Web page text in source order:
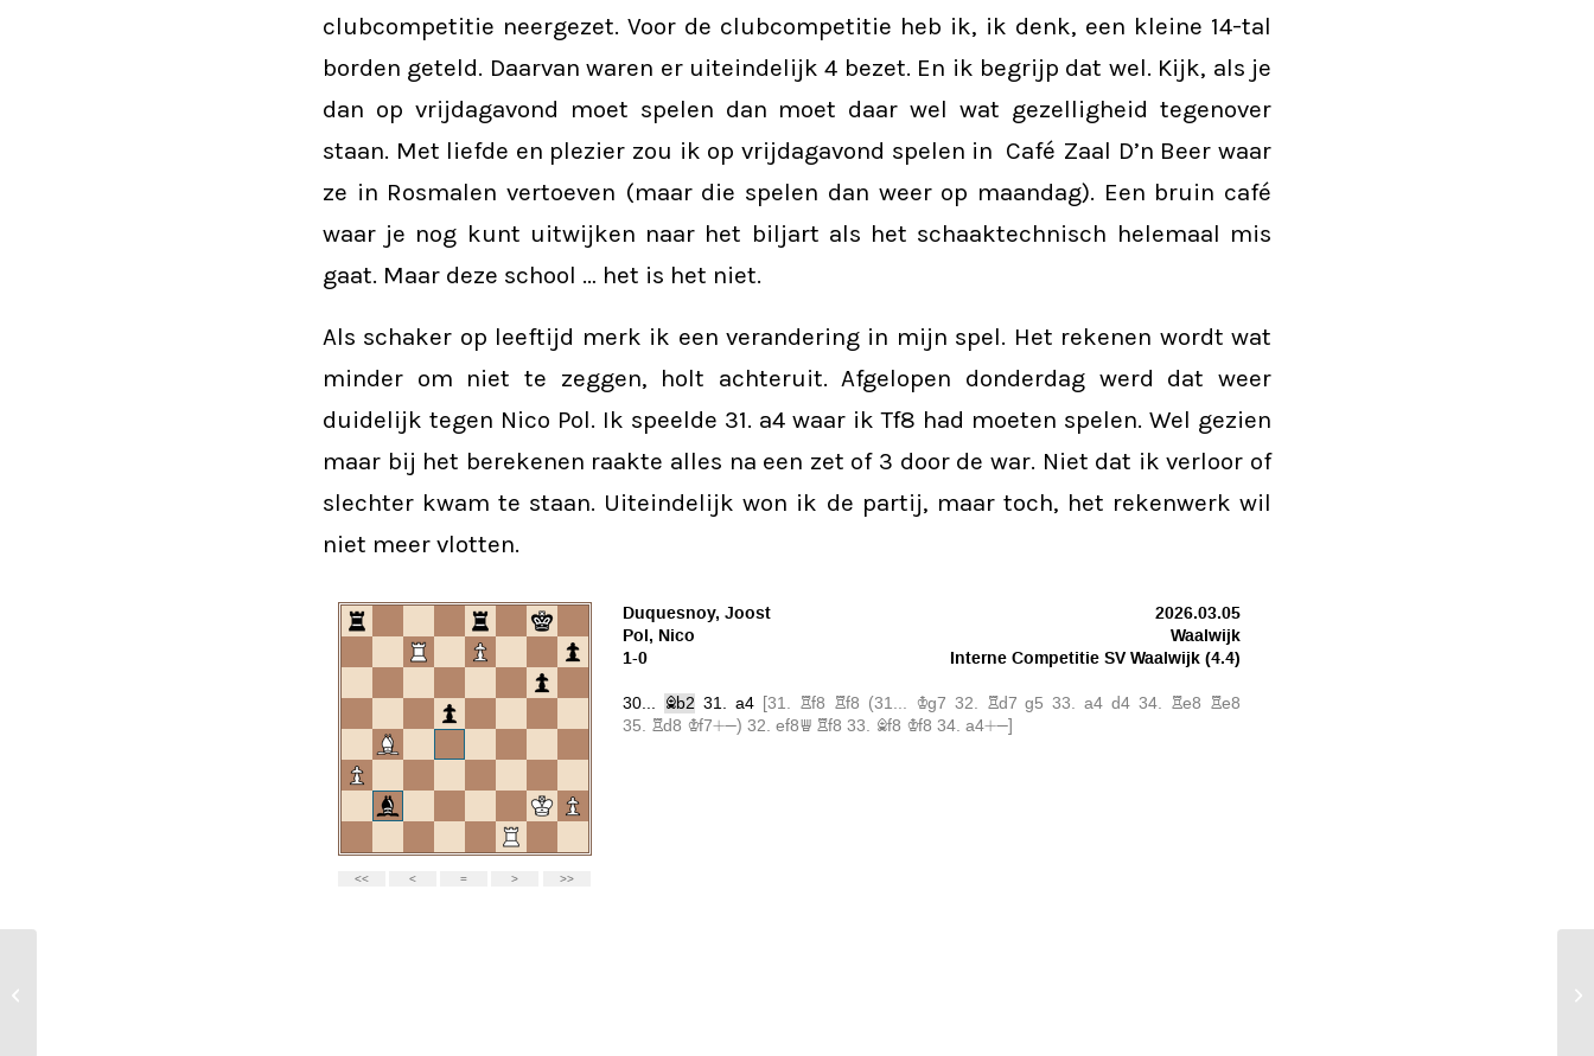
clubcompetitie neergezet. Voor de clubcompetitie heb ik, ik denk, een kleine 14-tal
borden geteld. Daarvan waren er uiteindelijk 4 bezet. En ik begrijp dat wel. Kijk, als je
dan op vrijdagavond moet spelen dan moet daar wel wat gezelligheid tegenover
staan. Met liefde en plezier zou ik op vrijdagavond spelen in Café Zaal D’n Beer waar
ze in Rosmalen vertoeven (maar die spelen dan weer op maandag). Een bruin café
waar je nog kunt uitwijken naar het biljart als het schaaktechnisch helemaal mis
gaat. Maar deze school … het is het niet.
Als schaker op leeftijd merk ik een verandering in mijn spel. Het rekenen wordt wat
minder om niet te zeggen, holt achteruit. Afgelopen donderdag werd dat weer
duidelijk tegen Nico Pol. Ik speelde 31. a4 waar ik Tf8 had moeten spelen. Wel gezien
maar bij het berekenen raakte alles na een zet of 3 door de war. Niet dat ik verloor of
slechter kwam te staan. Uiteindelijk won ik de partij, maar toch, het rekenwerk wil
niet meer vlotten.